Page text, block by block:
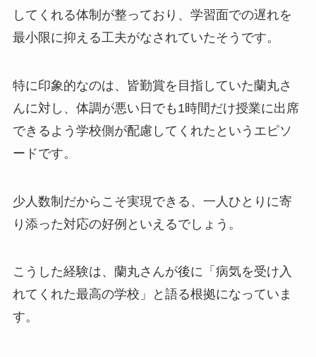
してくれる体制が整っており、学習面での遅れを
最小限に抑える工夫がなされていたそうです。
特に印象的なのは、皆勤賞を目指していた蘭丸さ
んに対し、体調が悪い日でも1時間だけ授業に出席
できるよう学校側が配慮してくれたというエピソ
ードです。
少人数制だからこそ実現できる、一人ひとりに寄
り添った対応の好例といえるでしょう。
こうした経験は、蘭丸さんが後に「病気を受け入
れてくれた最高の学校」と語る根拠になっていま
す。